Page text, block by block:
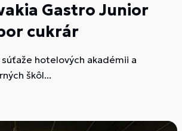
Gastro Junior
cukrár
súťaže hotelových akadémii a
škôl...